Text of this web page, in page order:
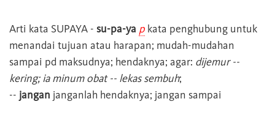
Arti kata SUPAYA - su-pa-ya p kata penghubung untuk
menandai tujuan atau harapan; mudah-mudahan
sampai pd maksudnya; hendaknya; agar: dijemur --
kering; ia minum obat -- lekas sembuh;
-- jangan janganlah hendaknya; jangan sampai